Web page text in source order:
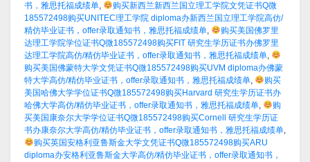
书，雅思托福成绩单,
购买新西兰新西兰国立理工学院文凭证书Q微
185572498购买UNITEC理工学院 diploma办新西兰国立理工学院高仿/
精仿毕业证书，offer录取通知书，雅思托福成绩单,
购买美国佛罗里
达理工学院学位证书Q微185572498购买FIT 研究生学历证书办佛罗里
达理工学院高仿/精仿毕业证书，offer录取通知书，雅思托福成绩单,
购买美国佛蒙特大学文凭证书Q微185572498购买UVM diploma办佛蒙
特大学高仿/精仿毕业证书，offer录取通知书，雅思托福成绩单,
购买
美国哈佛大学学位证书Q微185572498购买Harvard 研究生学历证书办
哈佛大学高仿/精仿毕业证书，offer录取通知书，雅思托福成绩单,
购
买美国康奈尔大学学位证书Q微185572498购买Cornell 研究生学历证
书办康奈尔大学高仿/精仿毕业证书，offer录取通知书，雅思托福成绩单,
购买英国安格利亚鲁斯金大学文凭证书Q微185572498购买ARU
diploma办安格利亚鲁斯金大学高仿/精仿毕业证书，offer录取通知书，